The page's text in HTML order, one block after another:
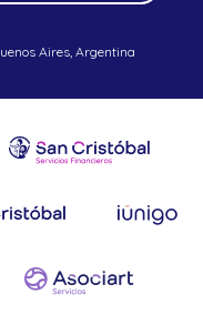
Aires, Argentina